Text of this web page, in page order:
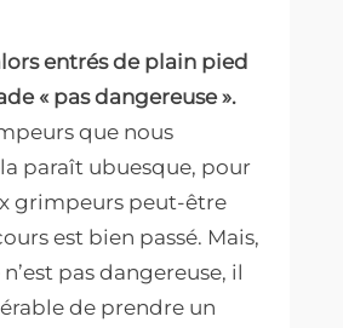
entrés de plain pied
« pas dangereuse ».
que nous
paraît ubuesque, pour
grimpeurs peut-être
est bien passé. Mais,
n’est pas dangereuse, il
de prendre un